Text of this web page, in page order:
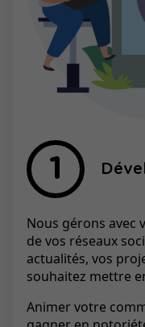
Nous gérons avec
de vos réseaux
actualités, vos
souhaitez mettre
Animer votre